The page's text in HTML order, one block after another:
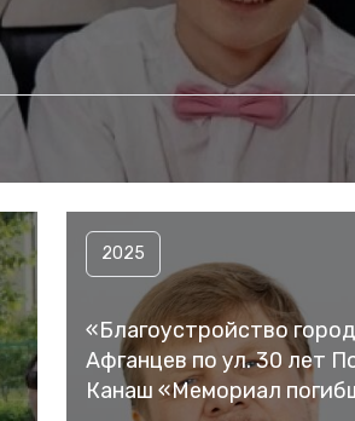
2025
«Благоустройство
Афганцев по ул. 30 лет
Канаш «Мемориал